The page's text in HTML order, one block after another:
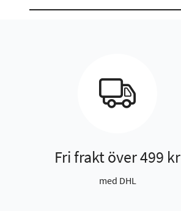
Fri frakt över 499 kr
med DHL